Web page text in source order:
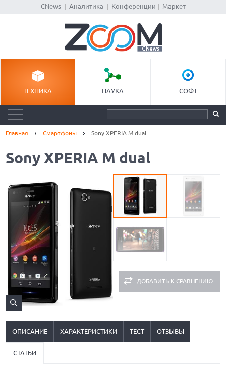
CNews| Аналитика Конференции Маркет
ТЕХНИКА НАУКА СОФТ
Главная Смартфоны Sony XPERIA M dual
Sony XPERIA M dual
ДОБАВИТЬ К СРАВНЕНИЮ
ОПИСАНИЕ ХАРАКТЕРИСТИКИ ТЕСТ ОТЗЫВЫ
СТАТЬИ